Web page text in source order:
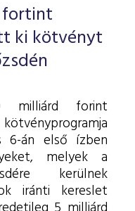
fortint
ki kötvényt
forint
6-án első ízben
melyek a
kerülnek
iránti kereslet